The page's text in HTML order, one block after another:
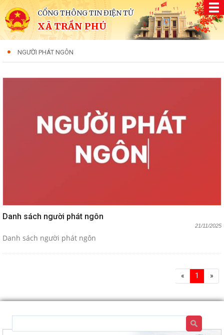
CỔNG THÔNG TIN ĐIỆN TỬ
XÃ TRẦN PHÚ
NGƯỜI PHÁT NGÔN
Danh sách người phát ngôn
21/11/2025
Danh sách người phát ngôn
« 1 »